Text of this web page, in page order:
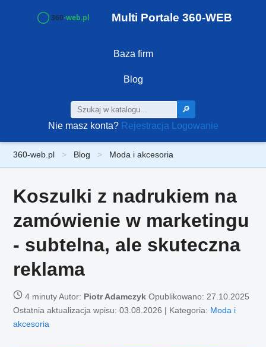
Multi Portale 360-WEB
Baza firm
Blog
🔎
Nie masz konta? Rejestracja Logowanie
360-web.pl Blog Moda i akcesoria
Koszulki z nadrukiem na
zamówienie w marketingu
- subtelna, ale skuteczna
reklama
4 minutyAutor: Piotr Adamczyk Opublikowano: 27.10.2025
Ostatnia aktualizacja wpisu: 03.08.2026 | Kategoria: Moda i
akcesoria